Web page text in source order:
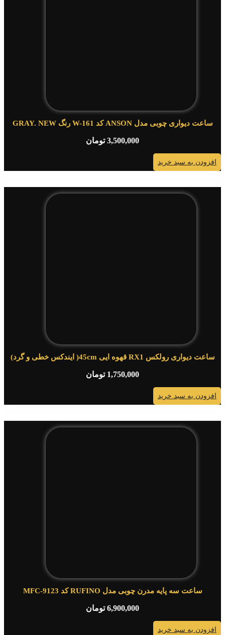
ساعت دیواری چوبی مدل ANSON کد W-161 رنگ GRAY. NEW
3,500,000 تومان
افزودن به سبد خرید
ساعت دیواری رولکس RX1 قهوه ایی 45cm( ایندکس خطی و گرد)
1,750,000 تومان
افزودن به سبد خرید
ساعت سه پایه مدرن چوبی مدل RUFINO کد MFC-9123
6,900,000 تومان
افزودن به سبد خرید